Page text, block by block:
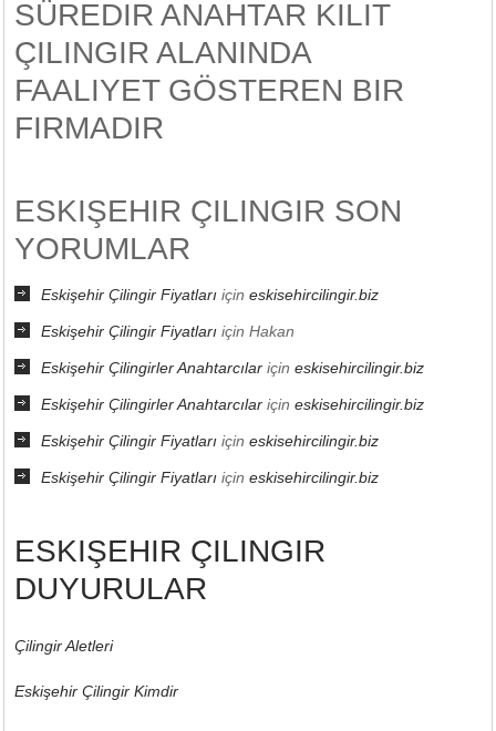
SÜREDIR ANAHTAR KILIT
ÇILINGIR ALANINDA
FAALIYET GÖSTEREN BIR
FIRMADIR
ESKIŞEHIR ÇILINGIR SON
YORUMLAR
Eskişehir Çilingir Fiyatları içineskisehircilingir.biz
Eskişehir Çilingir Fiyatları içinHakan
Eskişehir Çilingirler Anahtarcılar içineskisehircilingir.biz
Eskişehir Çilingirler Anahtarcılar içineskisehircilingir.biz
Eskişehir Çilingir Fiyatları içineskisehircilingir.biz
Eskişehir Çilingir Fiyatları içineskisehircilingir.biz
ESKIŞEHIR ÇILINGIR
DUYURULAR
Çilingir Aletleri
Eskişehir Çilingir Kimdir